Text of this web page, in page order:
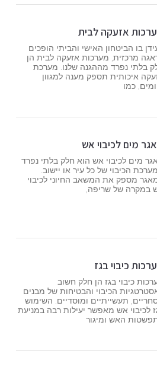
אזעקה לבית
בו הביטחון האישי והביתי הופכים
מרכזית, מערכות אזעקה לבית הן
בלתי נפרד מההגנה שלנו. מערכת
איכותית תספק מענה למגוון
כמו
מים לכיבוי אש
מים לכיבוי אש הוא חלק בלתי נפרד
הכיבוי של כל עיר או יישוב.
מספק את המשאב החיוני לכיבוי
במקרה של שריפה,
כיבוי בגז
כיבוי בגז הן חלק חשוב
הכיבוי והבטיחות של מבנים
תעשייתיים ומוסדיים. השימוש
לכיבוי אש מאפשר יעילות רבה במניעת
האש ומיגור